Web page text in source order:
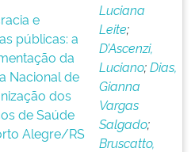
e
públicas: a
da
Nacional de
dos
de Saúde
Alegre/RS
Luciana
Leite;
D’Ascenzi,
Luciano;Dias,
Gianna
Vargas
Salgado;
Bruscatto,